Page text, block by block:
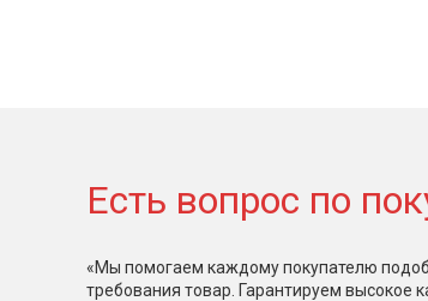
Есть вопрос по
«Мы помогаем каждому покупателю
требования товар. Гарантируем высокое